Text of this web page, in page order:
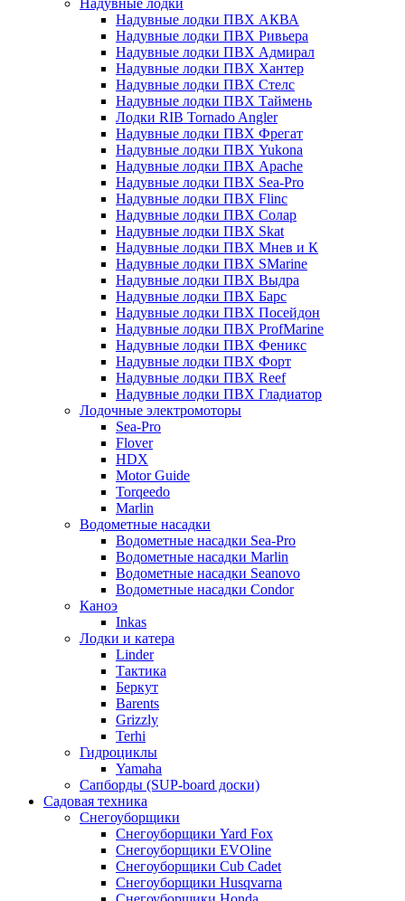
Надувные лодки
Надувные лодки ПВХ АКВА
Надувные лодки ПВХ Ривьера
Надувные лодки ПВХ Адмирал
Надувные лодки ПВХ Хантер
Надувные лодки ПВХ Стелс
Надувные лодки ПВХ Таймень
Лодки RIB Tornado Angler
Надувные лодки ПВХ Фрегат
Надувные лодки ПВХ Yukona
Надувные лодки ПВХ Apache
Надувные лодки ПВХ Sea-Pro
Надувные лодки ПВХ Flinc
Надувные лодки ПВХ Солар
Надувные лодки ПВХ Skat
Надувные лодки ПВХ Мнев и К
Надувные лодки ПВХ SMarine
Надувные лодки ПВХ Выдра
Надувные лодки ПВХ Барс
Надувные лодки ПВХ Посейдон
Надувные лодки ПВХ ProfMarine
Надувные лодки ПВХ Феникс
Надувные лодки ПВХ Форт
Надувные лодки ПВХ Reef
Надувные лодки ПВХ Гладиатор
Лодочные электромоторы
Sea-Pro
Flover
HDX
Motor Guide
Torqeedo
Marlin
Водометные насадки
Водометные насадки Sea-Pro
Водометные насадки Marlin
Водометные насадки Seanovo
Водометные насадки Condor
Каноэ
Inkas
Лодки и катера
Linder
Тактика
Беркут
Barents
Grizzly
Terhi
Гидроциклы
Yamaha
Сапборды (SUP-board доски)
Садовая техника
Снегоуборщики
Снегоуборщики Yard Fox
Снегоуборщики EVOline
Снегоуборщики Cub Cadet
Снегоуборщики Husqvarna